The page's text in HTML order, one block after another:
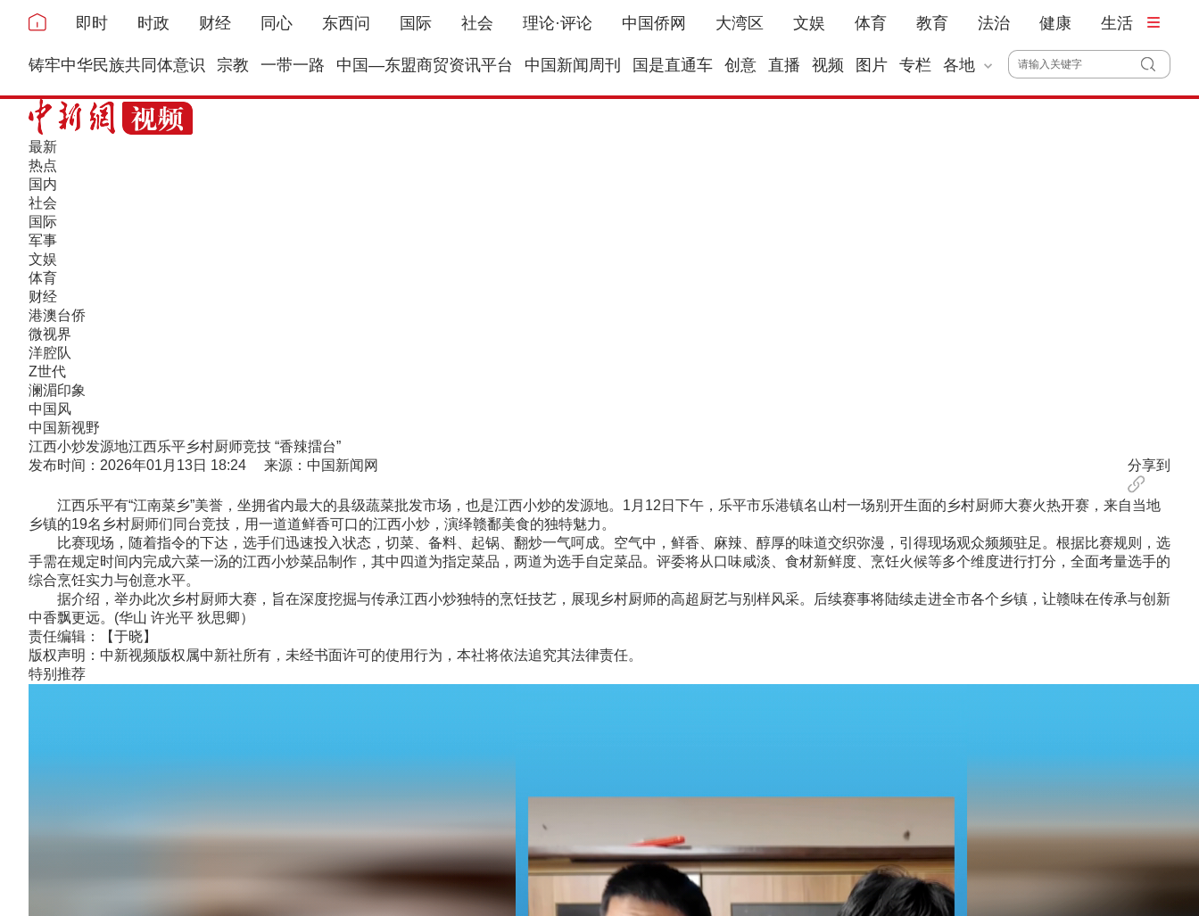
即时 时政 财经 同心 东西问 国际 社会 理论·评论 中国侨网 大湾区 文娱 体育 教育 法治 健康 生活
铸牢中华民族共同体意识 宗教 一带一路 中国—东盟商贸资讯平台 中国新闻周刊 国是直通车 创意 直播 视频 图片 专栏 各地
最新
热点
国内
社会
国际
军事
文娱
体育
财经
港澳台侨
微视界
洋腔队
Z世代
澜湄印象
中国风
中国新视野
江西小炒发源地江西乐平乡村厨师竞技 “香辣擂台”
发布时间：2026年01月13日 18:24 来源：中国新闻网
分享到
江西乐平有“江南菜乡”美誉，坐拥省内最大的县级蔬菜批发市场，也是江西小炒的发源地。1月12日下午，乐平市乐港镇名山村一场别开生面的乡村厨师大赛火热开赛，来自当地
乡镇的19名乡村厨师们同台竞技，用一道道鲜香可口的江西小炒，演绎赣鄱美食的独特魅力。
比赛现场，随着指令的下达，选手们迅速投入状态，切菜、备料、起锅、翻炒一气呵成。空气中，鲜香、麻辣、醇厚的味道交织弥漫，引得现场观众频频驻足。根据比赛规则，选
手需在规定时间内完成六菜一汤的江西小炒菜品制作，其中四道为指定菜品，两道为选手自定菜品。评委将从口味咸淡、食材新鲜度、烹饪火候等多个维度进行打分，全面考量选手的
综合烹饪实力与创意水平。
据介绍，举办此次乡村厨师大赛，旨在深度挖掘与传承江西小炒独特的烹饪技艺，展现乡村厨师的高超厨艺与别样风采。后续赛事将陆续走进全市各个乡镇，让赣味在传承与创新
中香飘更远。(华山 许光平 狄思卿）
责任编辑：【于晓】
版权声明：中新视频版权属中新社所有，未经书面许可的使用行为，本社将依法追究其法律责任。
特别推荐